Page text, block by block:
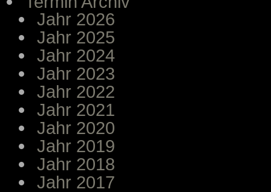
Jahr 2026
Jahr 2025
Jahr 2024
Jahr 2023
Jahr 2022
Jahr 2021
Jahr 2020
Jahr 2019
Jahr 2018
Jahr 2017